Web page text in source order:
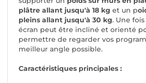
plâtre allant jusqu'à 18 kg et un p
pleins allant jusqu'à 30 kg. Une
écran peut être incliné et orienté
permettre de regarder vos
meilleur angle possible.
Caractéristiques principales :